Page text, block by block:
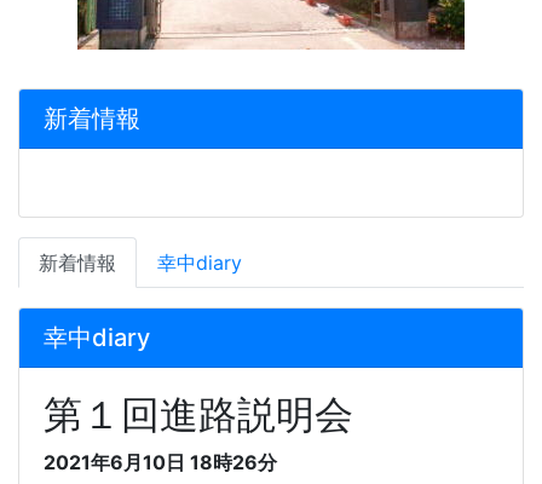
新着情報
新着情報 幸中diary
幸中diary
第１回進路説明会
2021年6月10日 18時26分